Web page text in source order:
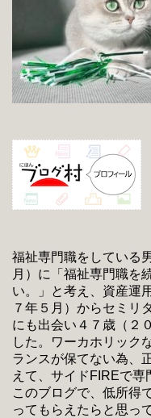
福祉専門職をしている
月）に「福祉専門職を
い。」と考え、資産運
７年５月）からセミリ
にも出会い４７歳（２
した。ワーカホリック
ランスが保てない為、
えて、サイドFIREで専
このブログで、低所得
ってもらえたらと思っ